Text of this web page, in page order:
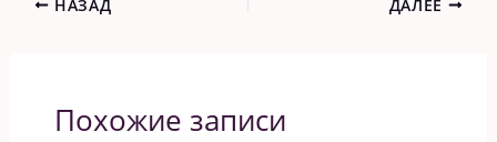
НАЗАД ДАЛЕЕ
Похожие записи